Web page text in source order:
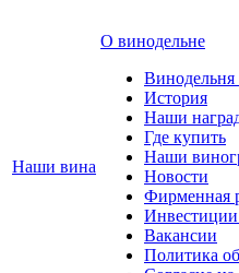
Наши вина
О винодельне
Винодельня
История
Наши
Где купить
Наши
Новости
Фирменная
Вакансии
Политика